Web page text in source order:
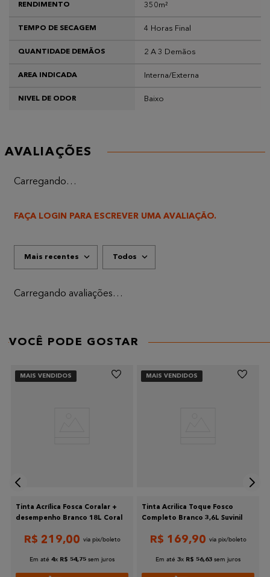
RENDIMENTO 350m²
TEMPO DE SECAGEM 4 Horas Final
QUANTIDADE DEMÃOS 2 A 3 Demãos
AREA INDICADA Interna/Externa
NIVEL DE ODOR Baixo
AVALIAÇÕES
Carregando…
FAÇA LOGIN PARA ESCREVER UMA AVALIAÇÃO.
Mais recentes Todos
Carregando avaliações…
VOCÊ PODE GOSTAR
MAIS VENDIDOS
Tinta Acrílica Fosca Coralar +
desempenho Branco 18L Coral
R$ 219,00
Em até 4 x R$ 54 ,75 sem juros
MAIS VENDIDOS
Tinta Acrilica Toque Fosco
Completo Branco 3,6L Suvinil
R$ 169,90
Em até 3x R$ 56,63 sem juros